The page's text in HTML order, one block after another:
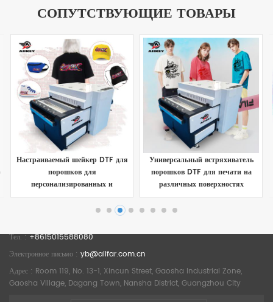
СОПУТСТВУЮЩИЕ ТОВАРЫ
Настраиваемый шейкер DTF для
порошков для
персонализированных и
уникальных отпечатков
ПОСМОТРЕТЬ ДЕТАЛИ
Универсальный встряхиватель
порошков DTF для печати на
различных поверхностях
ПОСМОТРЕТЬ ДЕТАЛИ
Тел. :+8615015588080
Электронное письмо : yb@aiifar.com.cn
Адрес : Room 119, No. 13-1, Xincun Street, Gaosha Industrial Zone,
Gaosha Village, Dagang Town, Nansha District, Guangzhou City